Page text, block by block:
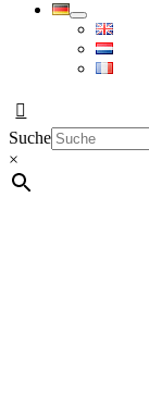
Suche
×